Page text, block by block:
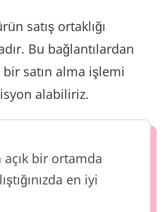
satış ortaklığı
Bu bağlantılardan
satın alma işlemi
alabiliriz.
açık bir ortamda
en iyi